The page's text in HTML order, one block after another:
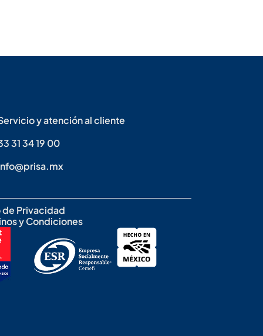
y atención al cliente
31 34 19 00
de Privacidad
y Condiciones